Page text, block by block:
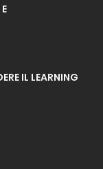
IL LEARNING